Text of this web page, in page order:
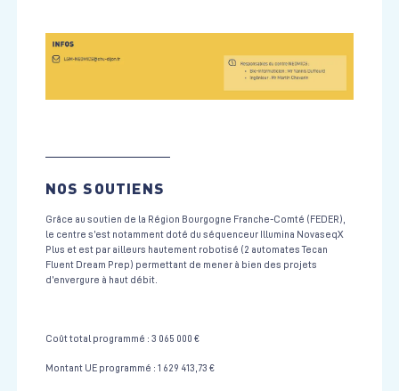
NOS SOUTIENS
Grâce au soutien de la Région Bourgogne Franche-Comté (FEDER),
le centre s’est notamment doté du séquenceur Illumina NovaseqX
Plus et est par ailleurs hautement robotisé (2 automates Tecan
Fluent Dream Prep) permettant de mener à bien des projets
d’envergure à haut débit.
Coût total programmé : 3 065 000 €
Montant UE programmé : 1 629 413,73 €